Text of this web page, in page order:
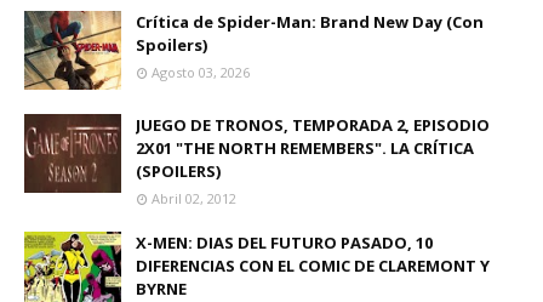
Crítica de Spider-Man: Brand New Day (Con
Spoilers)
Agosto 03, 2026
JUEGO DE TRONOS, TEMPORADA 2, EPISODIO
2X01 "THE NORTH REMEMBERS". LA CRÍTICA
(SPOILERS)
Abril 02, 2012
X-MEN: DIAS DEL FUTURO PASADO, 10
DIFERENCIAS CON EL COMIC DE CLAREMONT Y
BYRNE